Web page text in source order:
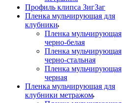
Профиль клипса ЗигЗаг
Пленка мульчирующая для
клубники
Пленка мульчирующая
черно-белая
Пленка мульчирующая
черно-стальная
Пленка мульчирующая
черная
Пленка мульчирующая для
клубники метражом